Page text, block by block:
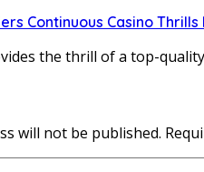
Continuous Casino
the thrill of a top-
will not be published.